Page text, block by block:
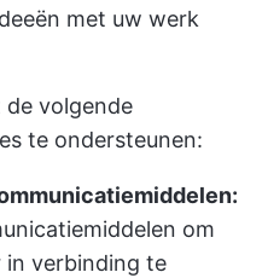
met uw werk
de volgende
te ondersteunen:
om
in verbinding te